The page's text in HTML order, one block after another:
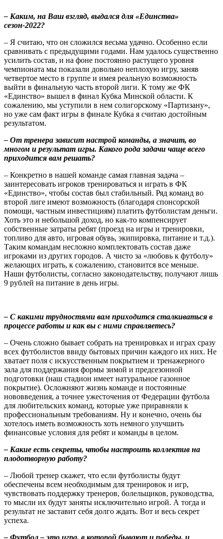
– Каким, на Ваш взгляд, выдался для «Единства»
сезон-2022?
– Я считаю, что он сложился весьма удачно. Особенно если
сравнивать с предыдущими годами. Нам удалось существенно
усилить состав, и на фоне постоянно растущего уровня
чемпионата мы показали довольно неплохую игру, заняв
четвертое место в группе и имея реальную возможность
выйти в финальную часть второй лиги. К тому же ФК
«Единство» вышел в финал Кубка Минской области. К
сожалению, мы уступили в нем солигорскому «Партизану»,
но уже сам факт игры в финале Кубка я считаю достойным
результатом.
– От тренера зависит настрой команды, а значит, во
многом и результат игры. Какого рода задачи чаще всего
приходится вам решать?
– Конкретно в нашей команде самая главная задача –
заинтересовать игроков тренироваться и играть в ФК
«Единство», чтобы состав был стабильный. Ряд команд во
второй лиге имеют возможность (благодаря спонсорской
помощи, частным инвестициям) платить футболистам деньги.
Хоть это и небольшой доход, но как-то компенсирует
собственные затраты ребят (проезд на игры и тренировки,
топливо для авто, игровая обувь, экипировка, питание и т.д.).
Таким командам несложно комплектовать состав даже
игроками из других городов. А чисто за «любовь к футболу»
желающих играть, к сожалению, становится все меньше.
Наши футболисты, согласно законодательству, получают лишь
9 рублей на питание в день игры.
– С какими трудностями вам приходится сталкиваться в
процессе работы и как вы с ними справляетесь?
– Очень сложно бывает собрать на тренировках и играх сразу
всех футболистов ввиду бытовых причин каждого их них. Не
хватает поля с искусственным покрытием и тренажерного
зала для поддержания формы зимой и предсезонной
подготовки (наш стадион имеет натуральное газонное
покрытие). Осложняют жизнь команде и постоянные
нововведения, а точнее ужесточения от Федерации футбола
для любительских команд, которые уже приравняли к
профессиональным требованиям. Ну и конечно, очень бы
хотелось иметь возможность хоть немного улучшить
финансовые условия для ребят и команды в целом.
– Какие есть секреты, чтобы настроить коллектив на
плодотворную работу?
– Любой тренер скажет, что если футболисты будут
обеспечены всем необходимым для тренировок и игр,
чувствовать поддержку тренеров, болельщиков, руководства,
то мысли их будут заняты исключительно игрой. А тогда и
результат не заставит себя долго ждать. Вот и весь секрет
успеха.
– Футбол – это игра, в которой бывают и победы, и